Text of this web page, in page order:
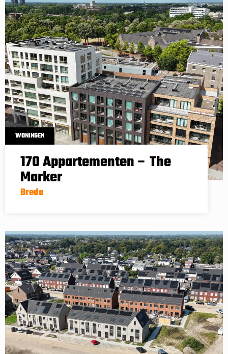
WONINGEN
170 Appartementen – The
Marker
Breda